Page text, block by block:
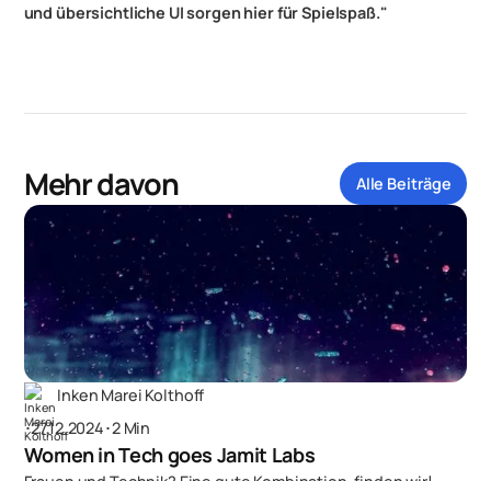
und übersichtliche UI sorgen hier für Spielspaß."
Mehr davon Alle Beiträge
Inken Marei Kolthoff
･27.12.2024･2 Min
Women in Tech goes Jamit Labs